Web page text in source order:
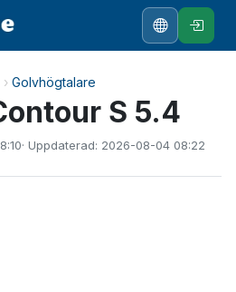
› Golvhögtalare
S 5.4
· Uppdaterad: 2026-08-04 08:22